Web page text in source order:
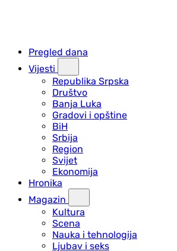
Pregled dana
Vijesti
Republika Srpska
Društvo
Banja Luka
Gradovi i opštine
BiH
Srbija
Region
Svijet
Ekonomija
Hronika
Magazin
Kultura
Scena
Nauka i tehnologija
Ljubav i seks